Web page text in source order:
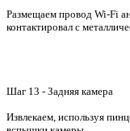
Размещаем провод Wi-Fi
контактировал с
Шаг 13 - Задняя камера
Извлекаем, используя